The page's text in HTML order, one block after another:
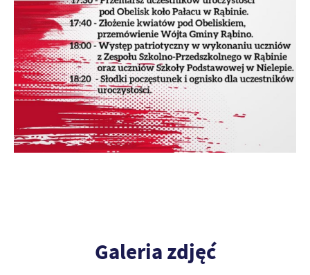
Galeria zdjęć